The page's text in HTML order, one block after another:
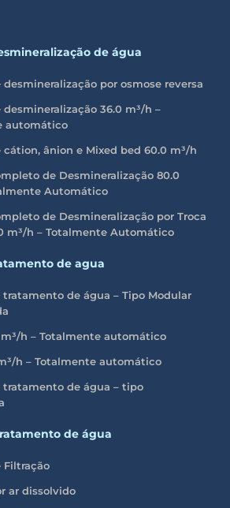
de água
por osmose reversa
36.0 m³/h –
automático
cátion, ânion e Mixed bed 60.0 m³/h
de Desmineralização 80.0
Automático
de Desmineralização por Troca
m³/h – Totalmente Automático
de agua
tratamento de água – Tipo Modular
m³/h – Totalmente automático
h – Totalmente automático
tratamento de água – tipo
de água
Filtração
ar dissolvido